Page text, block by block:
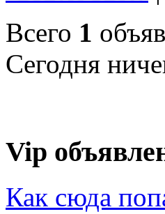
Всего 1
Сегодня
Vip
Как сюда